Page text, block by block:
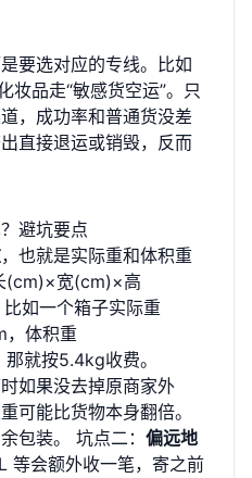
要选对应的专线。比如
妆品走“敏感货空运”。只
，成功率和普通货没差
直接退运或销毁，反而
避坑要点
，也就是实际重和体积重
(cm)×宽(cm)×高
如一个箱子实际重
体积重
就按5.4kg收费。
如果没去掉原商家外
可能比货物本身翻倍。
包装。 坑点二： 偏远地
等会额外收一笔，寄之前